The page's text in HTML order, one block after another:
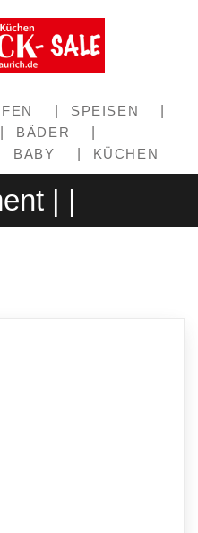
SPEISEN
BÄDER
BABY KÜCHEN
| |